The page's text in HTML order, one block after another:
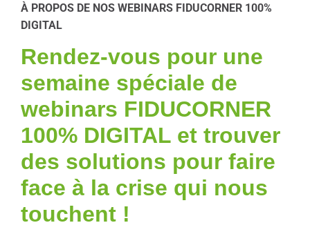
À PROPOS DE NOS WEBINARS FIDUCORNER 100%
DIGITAL
Rendez-vous pour une
semaine spéciale de
webinars FIDUCORNER
100% DIGITAL et trouver
des solutions pour faire
face à la crise qui nous
touchent !